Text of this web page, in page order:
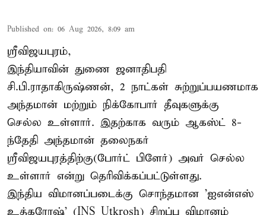
Published on: 06 Aug 2026, 8:09 am
ஸ்ரீவிஜயபுரம்,
இந்தியாவின் துணை ஜனாதிபதி
சி.பி.ராதாகிருஷ்ணன், 2 நாட்கள் சுற்றுப்பயணமாக
அந்தமான் மற்றும் நிக்கோபார் தீவுகளுக்கு
செல்ல உள்ளார். இதற்காக வரும் ஆகஸ்ட் 8-
ந்தேதி அந்தமான் தலைநகர்
ஸ்ரீவிஜயபுரத்திற்கு(போர்ட் பிளேர்) அவர் செல்ல
உள்ளார் என்று தெரிவிக்கப்பட்டுள்ளது.
இந்திய விமானப்படைக்கு சொந்தமான 'ஐஎன்எஸ்
உத்கரோஷ்' (INS Utkrosh) சிறப்பு விமானம்